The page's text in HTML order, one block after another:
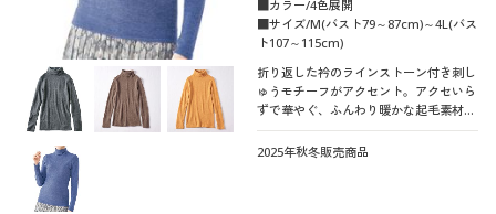
■カラー/4色展開
■サイズ/M(バスト79～87cm)～4L(バス
ト107～115cm)
折り返した衿のラインストーン付き刺し
ゅうモチーフがアクセント。アクセいら
ずで華やぐ、ふんわり暖かな起毛素材の
長袖Tシャツ。
2025年秋冬販売商品